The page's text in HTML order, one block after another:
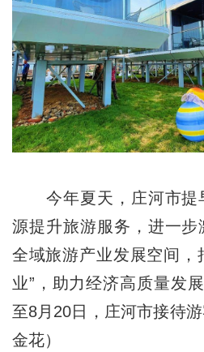
今年夏天，庄河市提
源提升旅游服务，进一
全域旅游产业发展空间，
业”，助力经济高质量发
至8月20日，庄河市接待
金花）